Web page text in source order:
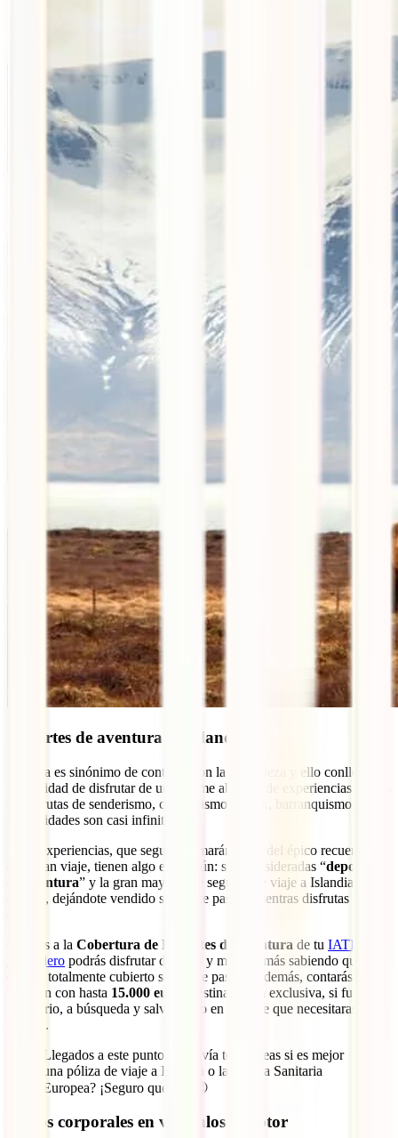
Deportes de aventura en Islandia
Islandia es sinónimo de contacto con la naturaleza y ello conlleva la
posibilidad de disfrutar de un enorme abanico de experiencias únicas
como rutas de senderismo, cicloturismo, kayak, barranquismo… ¡las
posibilidades son casi infinitas!.
Estas experiencias, que seguro formarán parte del épico recuerdo de
este gran viaje, tienen algo en común: son consideradas “deportes
de aventura” y la gran mayoría de seguros de viaje a Islandia no las
cubren, dejándote vendido si algo te pasara mientras disfrutas de
Gracias a la Cobertura de Deportes de Aventura de tu IATI
Mochilero podrás disfrutar de estas y muchas más sabiendo que
estarás totalmente cubierto si algo te pasara. Además, contarás
también con hasta 15.000 euros
destinados en exclusiva, si fuera
necesario, a búsqueda y salvamento en caso de que necesitaras un
rescate.
Llegados a este punto, ¿todavía te planteas si es mejor
una póliza de viaje a Islandia o la Tarjeta Sanitaria
Europea? ¡Seguro que no! 😉
Daños corporales en vehículos a motor